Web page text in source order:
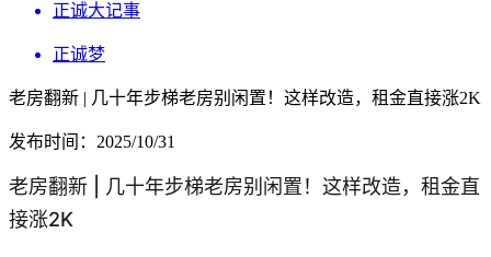
正诚大记事
正诚梦
老房翻新 | 几十年步梯老房别闲置！这样改造，租金直接涨2K
发布时间：2025/10/31
老房翻新 | 几十年步梯老房别闲置！这样改造，租金直
接涨2K